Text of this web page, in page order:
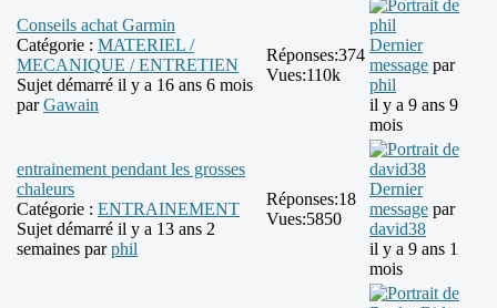
Conseils achat Garmin
Catégorie : MATERIEL /
MECANIQUE / ENTRETIEN
Sujet démarré il y a 16 ans 6 mois
parGawain
Réponses:374
Vues:110k
Dernier
message par
phil
il y a 9 ans 9
mois
entrainement pendant les grosses
chaleurs
Catégorie : ENTRAINEMENT
Sujet démarré il y a 13 ans 2
semaines parphil
Réponses:18
Vues:5850
Dernier
message par
david38
il y a 9 ans 1
mois